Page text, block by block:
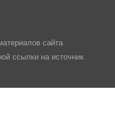
сайта
ссылки на источник.